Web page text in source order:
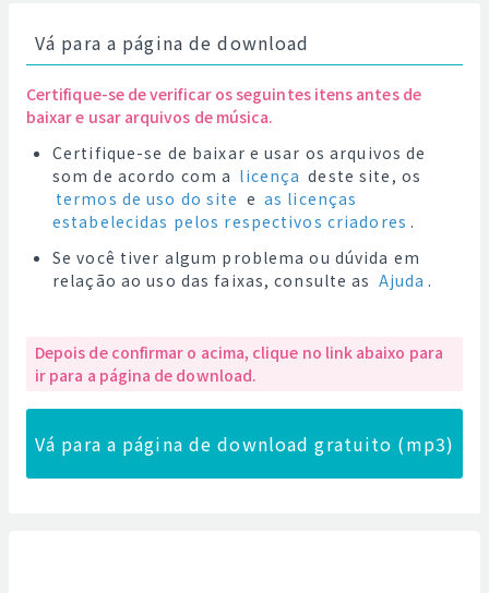
Vá para a página de download
Certifique-se de verificar os seguintes itens antes de
baixar e usar arquivos de música.
Certifique-se de baixar e usar os arquivos de
som de acordo com a licença deste site, os
termos de uso do site e as licenças
estabelecidas pelos respectivos criadores .
Se você tiver algum problema ou dúvida em
relação ao uso das faixas, consulte as Ajuda .
Depois de confirmar o acima, clique no link abaixo para
ir para a página de download.
Vá para a página de download gratuito (mp3)